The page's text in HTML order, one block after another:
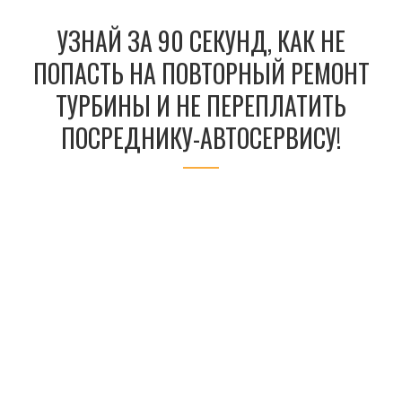
УЗНАЙ ЗА 90 СЕКУНД, КАК НЕ
ПОПАСТЬ НА ПОВТОРНЫЙ РЕМОНТ
ТУРБИНЫ И НЕ ПЕРЕПЛАТИТЬ
ПОСРЕДНИКУ-АВТОСЕРВИСУ!